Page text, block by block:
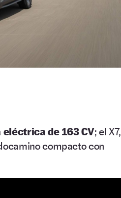
eléctrica de 163 CV; el X7,
compacto con